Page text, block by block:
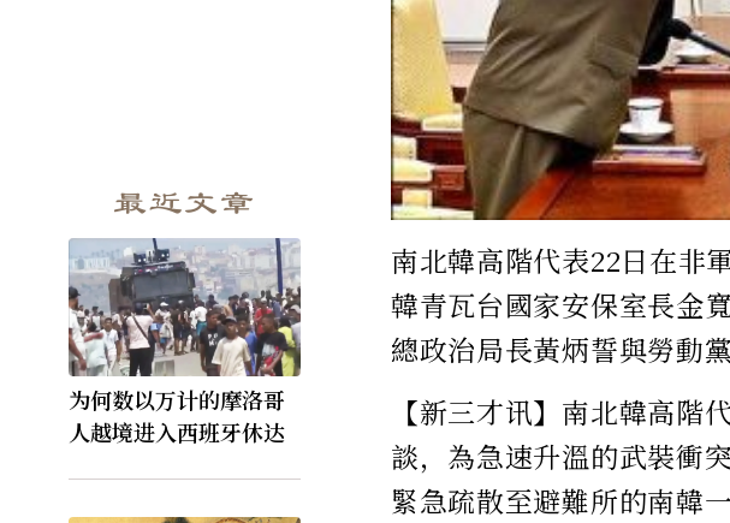
最近文章
为何数以万计的摩洛哥
人越境进入西班牙休达
南北韓高階代表22日在非
韓青瓦台國家安保室長金
總政治局長黃炳誓與勞動
【新三才讯】南北韓高階
談，為急速升溫的武裝衝
緊急疏散至避難所的南韓